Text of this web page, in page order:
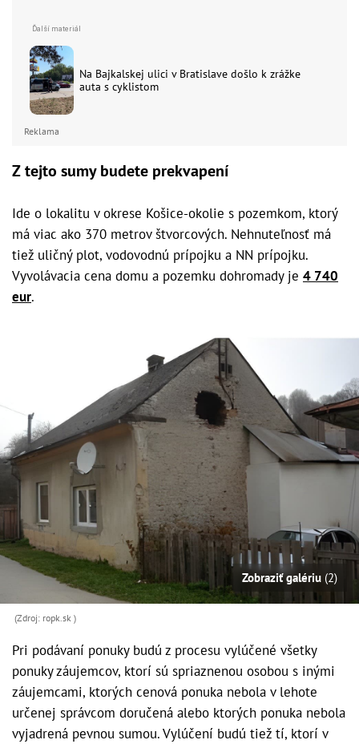
Na Bajkalskej ulici v Bratislave došlo k zrážke
auta s cyklistom
Reklama
Z tejto sumy budete prekvapení
Ide o lokalitu v okrese Košice-okolie s pozemkom, ktorý
má viac ako 370 metrov štvorcových. Nehnuteľnosť má
tiež uličný plot, vodovodnú prípojku a NN prípojku.
Vyvolávacia cena domu a pozemku dohromady je 4 740
eur.
Zobraziť galériu (2)
(Zdroj: ropk.sk )
Pri podávaní ponuky budú z procesu vylúčené všetky
ponuky záujemcov, ktorí sú spriaznenou osobou s inými
záujemcami, ktorých cenová ponuka nebola v lehote
určenej správcom doručená alebo ktorých ponuka nebola
vyjadrená pevnou sumou. Vylúčení budú tiež tí, ktorí v